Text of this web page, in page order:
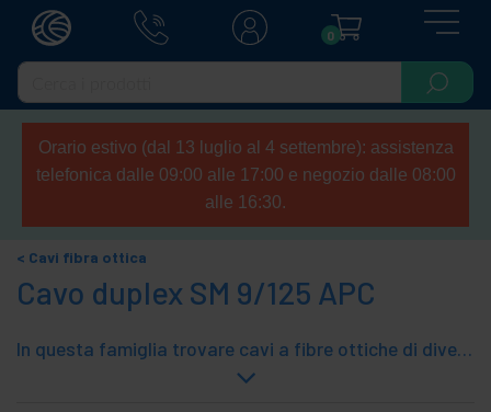
0
Orario estivo (dal 13 luglio al 4 settembre): assistenza
telefonica dalle 09:00 alle 17:00 e negozio dalle 08:00
alle 16:30.
Cavi fibra ottica
Cavo duplex SM 9/125 APC
In questa famiglia trovare cavi a fibre ottiche di diverse lunghezze e connettori montati sulla base ST, SC, LC, MTRJ, FDDI, e MU. Il cavo è a due fibre duplex, monomodale e Tipo 9/125. Fibra ottica in cui almeno uno dei connettori hanno APC lucidato.